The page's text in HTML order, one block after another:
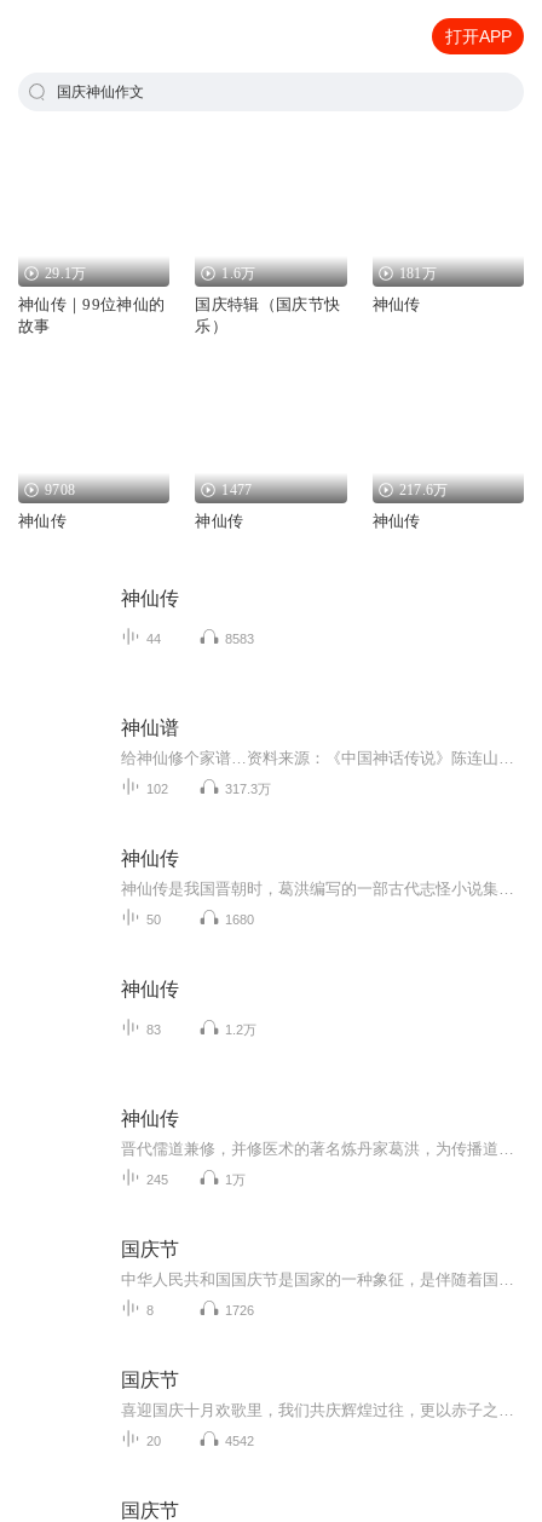
打开APP
国庆神仙作文
29.1万
神仙传｜99位神仙的
故事
1.6万
国庆特辑（国庆节快
乐）
181万
神仙传
9708
神仙传
1477
神仙传
217.6万
神仙传
神仙传
44 8583
神仙谱
102 317.3万
神仙传
50 1680
神仙传
83 1.2万
神仙传
245 1万
国庆节
8 1726
国庆节
20 4542
国庆节